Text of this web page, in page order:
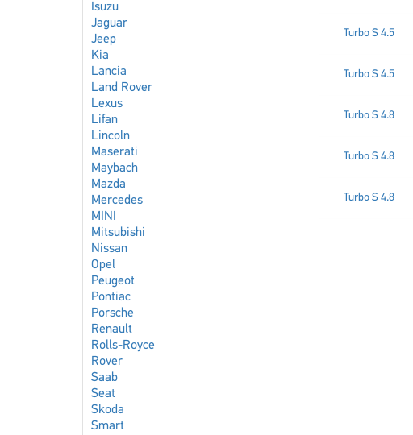
Isuzu
Jaguar
Jeep
Kia
Lancia
Land Rover
Lexus
Lifan
Lincoln
Maserati
Maybach
Mazda
Mercedes
MINI
Mitsubishi
Nissan
Opel
Peugeot
Pontiac
Porsche
Renault
Rolls-Royce
Rover
Saab
Seat
Skoda
Smart
Turbo S 4.5
Turbo S 4.5
Turbo S 4.8
Turbo S 4.8
Turbo S 4.8